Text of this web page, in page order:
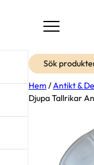
Sök
Hem / Antikt &
Djupa Tallrikar